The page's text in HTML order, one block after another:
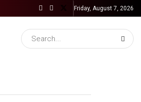
Friday, August 7, 2026